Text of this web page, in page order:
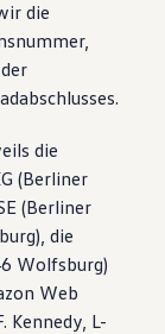
die
die
(Berliner
(Berliner
die
Wolfsburg)
Web
Kennedy, L-